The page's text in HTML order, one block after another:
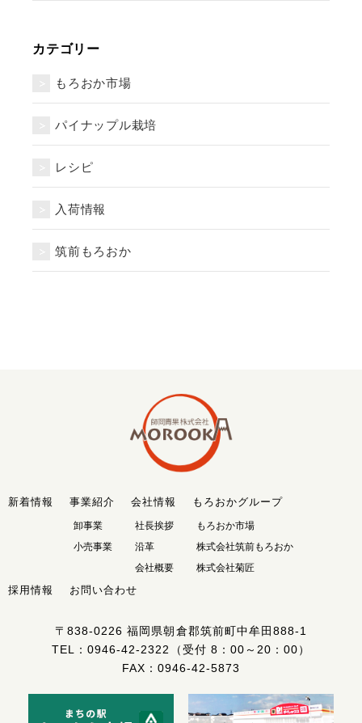
カテゴリー
もろおか市場
パイナップル栽培
レシピ
入荷情報
筑前もろおか
新着情報 事業紹介
卸事業
小売事業
会社情報
社長挨拶
沿革
会社概要
もろおかグループ
もろおか市場
株式会社筑前もろおか
株式会社菊匠
採用情報 お問い合わせ
〒838-0226福岡県朝倉郡筑前町中牟田888-1
TEL： 0946-42-2322
（受付 8：00～20：00）
FAX：0946-42-5873